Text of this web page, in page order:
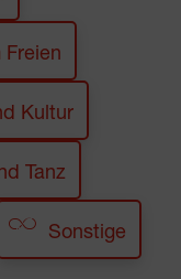
Freien
Kultur
Tanz
Sonstige